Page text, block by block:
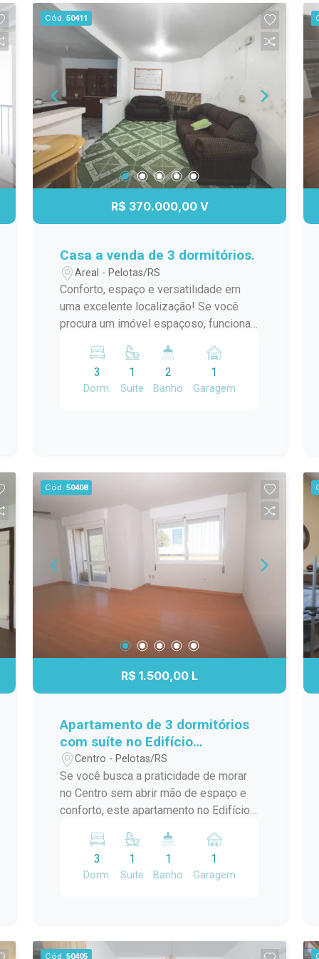
moderno, com infraestrutura completa,
segurança e áreas comuns planejadas
para o seu bem-estar. Perfeito para
morar ou investir, em uma região
valorizada e de fácil acesso a serviços,
comércio e lazer. Localização
estratégica Design moderno e funcional
Ideal para moradia ou investimento
Cód. 50411
R$ 370.000,00 V
Casa a venda de 3 dormitórios.
Areal - Pelotas/RS
Conforto, espaço e versatilidade em
uma excelente localização! Se você
procura um imóvel espaçoso, funcional
esta é a oportunidade ideal! Com 200
m² de área construída, o imóvel conta
com: 3 dormitórios, sendo 1 suíte; Sala
Área de serviço; Duas salas adicionais,
ideais para escritório, consultório,
ateliê, depósito ou espaço de apoio. A
planta versátil permite diversas
possibilidades de uso, sendo perfeita
para famílias que valorizam ambientes
amplos, para quem deseja mais
privacidade entre os moradores ou até
com churrasqueira, ideal para reunir
especiais. Uma excelente oportunidade
para quem busca conforto, localização
privilegiada e um imóvel com múltiplas
possibilidades.
3
Dorm.
1
Suite
2
Banho
1
Garagem
Cód. 50408
R$ 1.500,00 L
Apartamento de 3 dormitórios
com suíte no Edifício
Residencial Marechal de Ferro
- Centro - Pelotas
Centro - Pelotas/RS
Se você busca a praticidade de morar
no Centro sem abrir mão de espaço e
conforto, este apartamento no Edifício
excelente opção. Com ambientes
amplos, bem distribuídos e funcionais,
o imóvel oferece uma rotina mais
tradicional Avenida Marechal Floriano,
3
Dorm.
1
Suite
1
Banho
1
Garagem
Cód. 50405